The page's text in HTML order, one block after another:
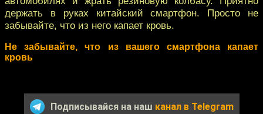
держать в руках китайский смартфон. Просто не
забывайте, что из него капает кровь.
Не забывайте, что из вашего смартфона капает
кровь
Подписывайся на наш канал в Telegram